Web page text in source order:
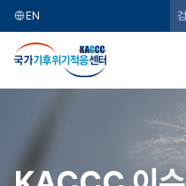
EN
국
가